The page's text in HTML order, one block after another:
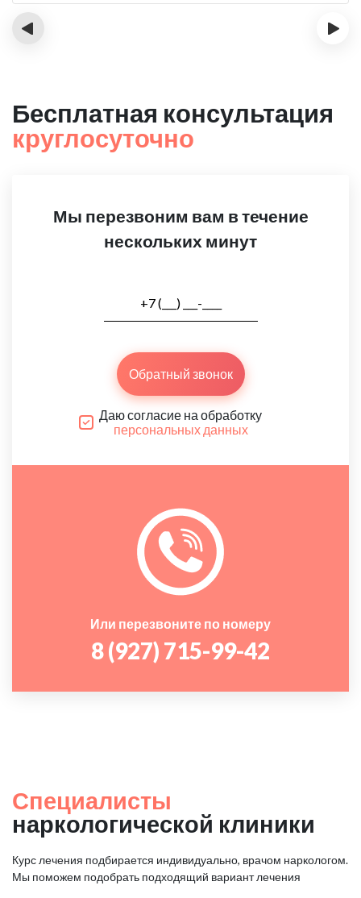
‹ ›
Бесплатная консультация
круглосуточно
Мы перезвоним вам в течение
нескольких минут
Обратный звонок
Даю согласие на обработку
персональных данных
Или перезвоните по номеру
8 (927) 715-99-42
Специалисты
наркологической клиники
Курс лечения подбирается индивидуально, врачом наркологом.
Мы поможем подобрать подходящий вариант лечения